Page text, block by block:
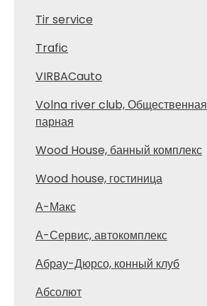
Tir service
Trafic
VIRBACauto
Volna river club, Общественная
парная
Wood House, банный комплекс
Wood house, гостиница
А-Макс
А-Сервис, автокомплекс
Абрау-Дюрсо, конный клуб
Абсолют